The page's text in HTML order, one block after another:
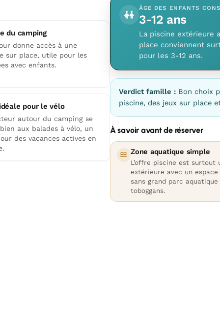
du camping
donne accès à une
sur place, utile pour les
avec enfants.
pour le vélo
autour du camping se
aux balades à vélo, un
des vacances actives en
ÂGE DES ENFANTS
3-12 ans
La piscine extérieure
place conviennent
pour les 3-12 ans.
Verdict famille : Bon choix
piscine, des jeux sur place
À savoir avant de réserver
Zone aquatique simple
L’offre piscine est surtout
extérieure avec un
sans grand parc aquatique
toboggans.